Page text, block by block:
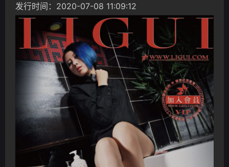
发行时间：2020-07-08 11:09:12